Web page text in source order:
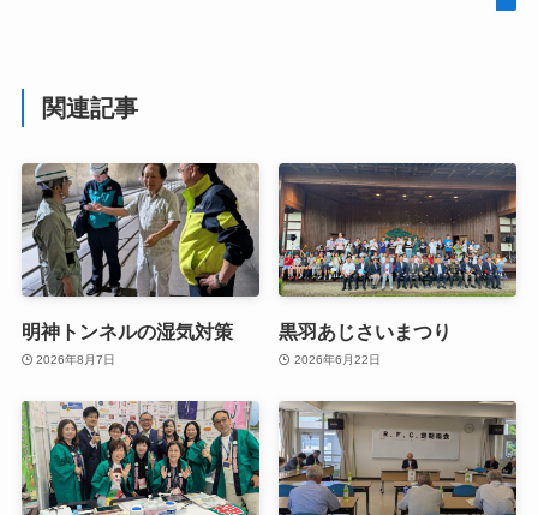
関連記事
明神トンネルの湿気対策
2026年8月7日
黒羽あじさいまつり
2026年6月22日